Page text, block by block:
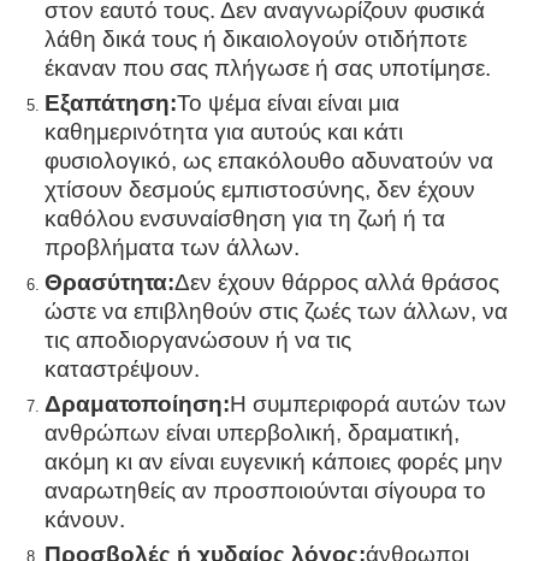
στον εαυτό τους. Δεν αναγνωρίζουν φυσικά
λάθη δικά τους ή δικαιολογούν οτιδήποτε
έκαναν που σας πλήγωσε ή σας υποτίμησε.
Εξαπάτηση:Το ψέμα είναι είναι μια
καθημερινότητα για αυτούς και κάτι
φυσιολογικό, ως επακόλουθο αδυνατούν να
χτίσουν δεσμούς εμπιστοσύνης, δεν έχουν
καθόλου ενσυναίσθηση για τη ζωή ή τα
προβλήματα των άλλων.
Θρασύτητα:Δεν έχουν θάρρος αλλά θράσος
ώστε να επιβληθούν στις ζωές των άλλων, να
τις αποδιοργανώσουν ή να τις
καταστρέψουν.
Δραματοποίηση:Η συμπεριφορά αυτών των
ανθρώπων είναι υπερβολική, δραματική,
ακόμη κι αν είναι ευγενική κάποιες φορές μην
αναρωτηθείς αν προσποιούνται σίγουρα το
κάνουν.
Προσβολές ή χυδαίος λόγος:άνθρωποι